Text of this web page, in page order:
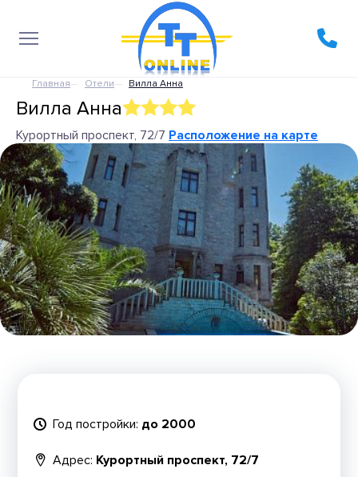
Главная Отели Вилла Анна
Вилла Анна
Курортный проспект, 72/7 Расположение на карте
Год постройки: до 2000
Адрес: Курортный проспект, 72/7